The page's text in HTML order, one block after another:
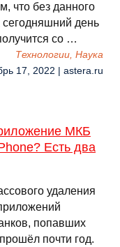
что без данного
сегодняшний день
со …
Технологии, Наука
17, 2022 | astera.ru
МКБ
Есть два
удаления
попавших
почти год.